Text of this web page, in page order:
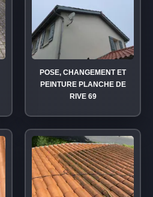
POSE, CHANGEMENT ET
PEINTURE PLANCHE DE
RIVE 69